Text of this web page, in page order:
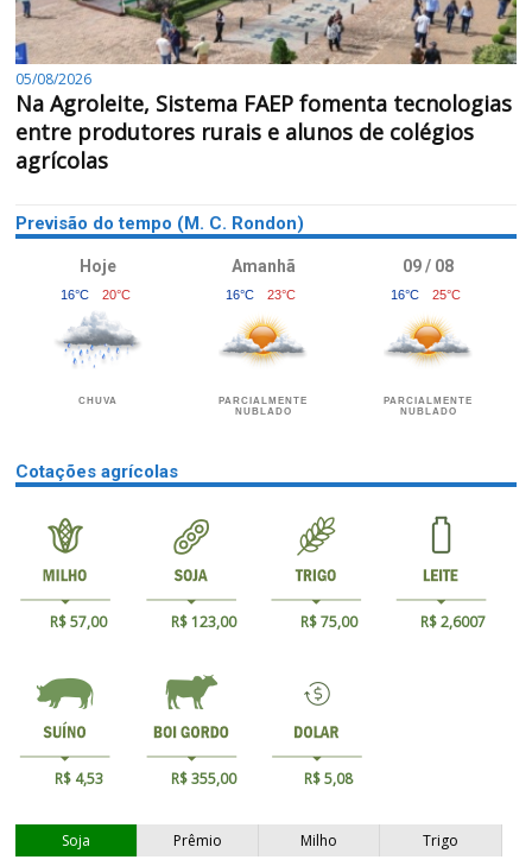
05/08/2026
Na Agroleite, Sistema FAEP fomenta tecnologias
entre produtores rurais e alunos de colégios
agrícolas
Previsão do tempo (M. C. Rondon)
Hoje
16°C 20°C
CHUVA
Amanhã
16°C 23°C
PARCIALMENTE
NUBLADO
09 / 08
16°C 25°C
PARCIALMENTE
NUBLADO
Cotações agrícolas
R$ 57,00 R$ 123,00 R$ 75,00 R$ 2,6007
R$ 4,53 R$ 355,00 R$ 5,08
Soja Prêmio Milho
Trigo